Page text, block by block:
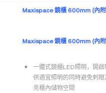
Maxispace 鏡櫃 600mm (內
Maxispace 鏡櫃 600mm (內
一體式鏡櫃LED照明，開
供適宜照明的同時避免刺
亮櫃內儲物空間